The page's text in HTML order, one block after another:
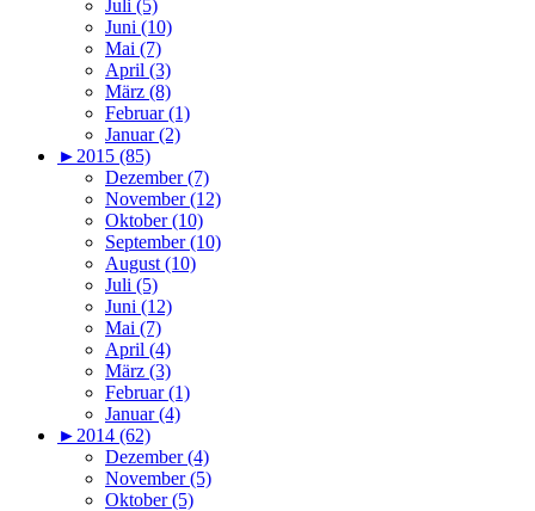
Juli (5)
Juni (10)
Mai (7)
April (3)
März (8)
Februar (1)
Januar (2)
►2015 (85)
Dezember (7)
November (12)
Oktober (10)
September (10)
August (10)
Juli (5)
Juni (12)
Mai (7)
April (4)
März (3)
Februar (1)
Januar (4)
►2014 (62)
Dezember (4)
November (5)
Oktober (5)